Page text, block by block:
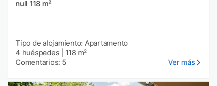
null 118 m²
Tipo de alojamiento: Apartamento
4 huéspedes
118 m²
Comentarios: 5
Ver más